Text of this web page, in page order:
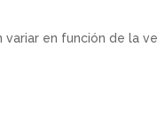
variar en función de la